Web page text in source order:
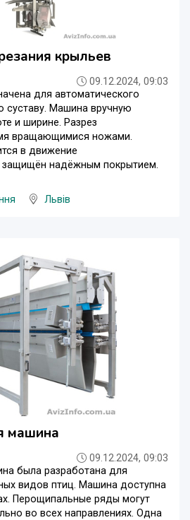
крыльев
09.12.2024, 09:03
для автоматического
суставу. Машина вручную
и ширине. Разрез
вращающимися ножами.
в движение
защищён надёжным покрытием.
Львів
машина
09.12.2024, 09:03
была разработана для
видов птиц. Машина доступна
Перощипальные ряды могут
во всех направлениях. Одна